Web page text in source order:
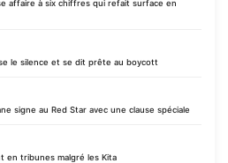
affaire à six chiffres qui refait surface en
le silence et se dit prête au boycott
signe au Red Star avec une clause spéciale
en tribunes malgré les Kita